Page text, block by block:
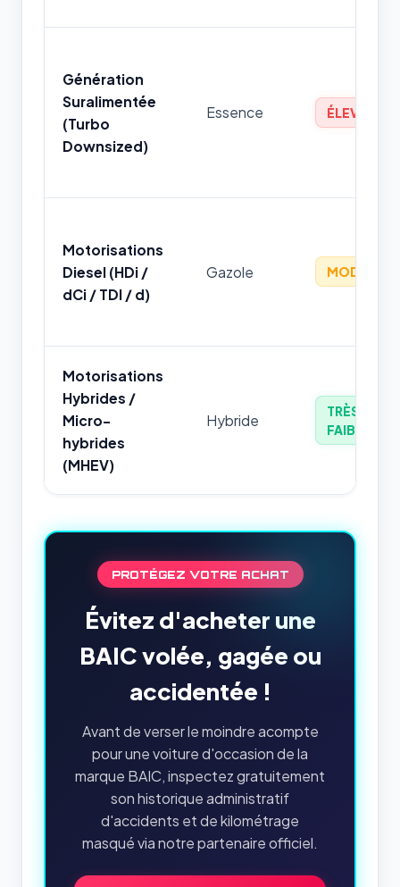
Génération
Suralimentée
(Turbo
Downsized)
Essence ÉLEVÉ
Motorisations
Diesel (HDi /
dCi / TDI / d)
Gazole MODÉRÉ
Motorisations
Hybrides /
Micro-
hybrides
(MHEV)
Hybride
TRÈS
FAIBLE
PROTÉGEZ VOTRE ACHAT
Évitez d'acheter une
BAIC volée, gagée ou
accidentée !
Avant de verser le moindre acompte
pour une voiture d'occasion de la
marque BAIC, inspectez gratuitement
son historique administratif
d'accidents et de kilométrage
masqué via notre partenaire officiel.